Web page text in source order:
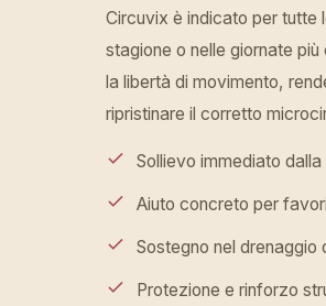
Circuvix è indicato per tutte
stagione o nelle giornate
la libertà di movimento,
ripristinare il corretto
Sollievo immediato
Aiuto concreto per
Sostegno nel drenaggio
Protezione e rinforzo